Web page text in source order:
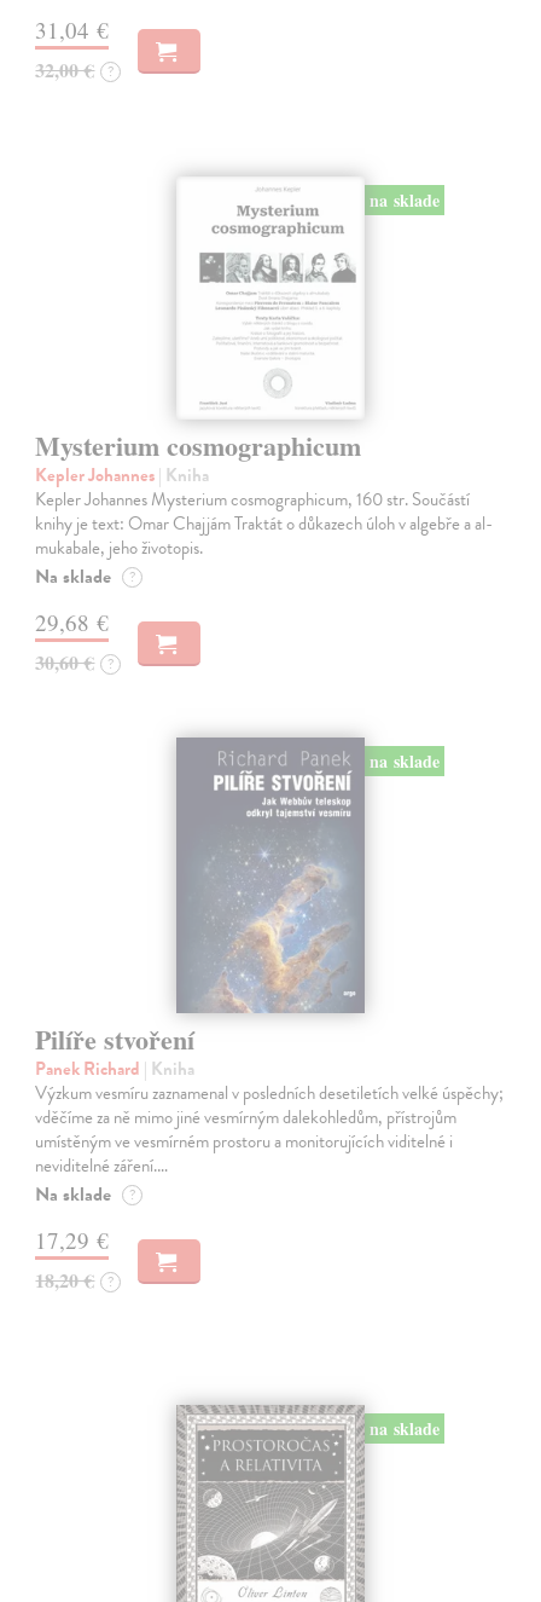
31,04 €
32,00 € ?
na sklade
Mysterium cosmographicum
Kepler Johannes| Kniha
Kepler Johannes Mysterium cosmographicum, 160 str. Součástí
knihy je text: Omar Chajjám Traktát o důkazech úloh v algebře a al-
mukabale, jeho životopis.
Na sklade ?
29,68 €
30,60 € ?
na sklade
Pilíře stvoření
Panek Richard | Kniha
Výzkum vesmíru zaznamenal v posledních desetiletích velké úspěchy;
vděčíme za ně mimo jiné vesmírným dalekohledům, přístrojům
umístěným ve vesmírném prostoru a monitorujících viditelné i
neviditelné záření.…
Na sklade ?
17,29 €
18,20 € ?
na sklade